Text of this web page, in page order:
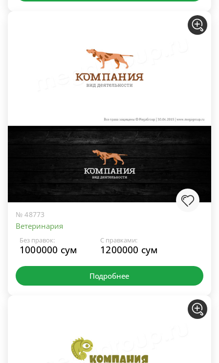
№ 48773
Ветеринария
Без правок:
1000000 сум
С правками:
1200000 сум
Подробнее